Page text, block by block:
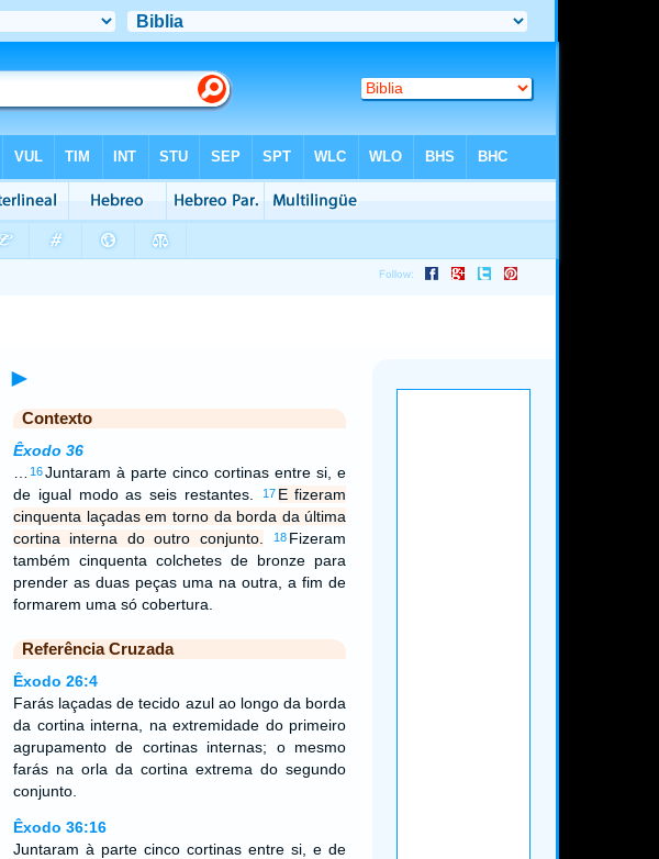
►
Contexto
Êxodo 36
16Juntaram à parte cinco cortinas entre si, e
de igual modo as seis restantes.
17 E fizeram
cinquenta laçadas em torno da borda da última
cortina interna do outro conjunto.
18 Fizeram
também cinquenta colchetes de bronze para
prender as duas peças uma na outra, a fim de
formarem uma só cobertura.
Referência Cruzada
Êxodo 26:4
Farás laçadas de tecido azul ao longo da borda
da cortina interna, na extremidade do primeiro
agrupamento de cortinas internas; o mesmo
farás na orla da cortina extrema do segundo
conjunto.
Êxodo 36:16
Juntaram à parte cinco cortinas entre si, e de